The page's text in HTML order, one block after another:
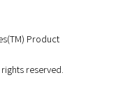
Product
rights reserved.